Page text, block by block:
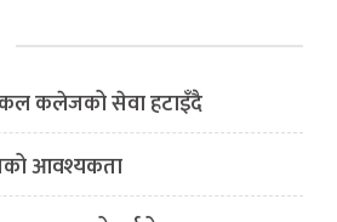
कलेजको सेवा हटाइँदै
आवश्यकता